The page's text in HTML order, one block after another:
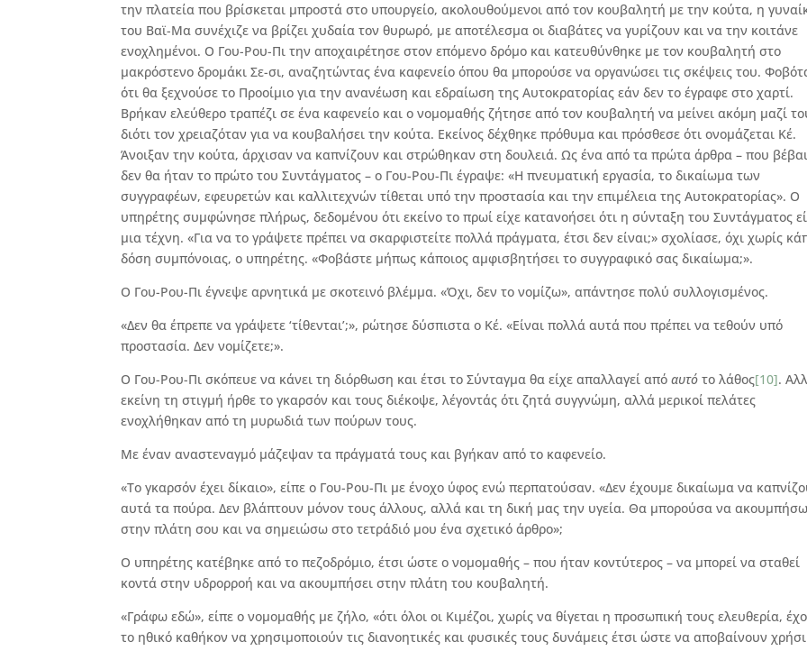
την πλατεία που βρίσκεται μπροστά στο υπουργείο, ακολουθούμενοι από τον κουβαλητή με την κούτα, η
του Βαϊ-Μα συνέχιζε να βρίζει χυδαία τον θυρωρό, με αποτέλεσμα οι διαβάτες να γυρίζουν και να την κοιτάνε
ενοχλημένοι. Ο Γου-Ρου-Πι την αποχαιρέτησε στον επόμενο δρόμο και κατευθύνθηκε με τον κουβαλητή στο
μακρόστενο δρομάκι Σε-σι, αναζητώντας ένα καφενείο όπου θα μπορούσε να οργανώσει τις σκέψεις του.
ότι θα ξεχνούσε το Προοίμιο για την ανανέωση και εδραίωση της Αυτοκρατορίας εάν δεν το έγραφε στο χαρτί.
Βρήκαν ελεύθερο τραπέζι σε ένα καφενείο και ο νομομαθής ζήτησε από τον κουβαλητή να μείνει ακόμη μαζί
διότι τον χρειαζόταν για να κουβαλήσει την κούτα. Εκείνος δέχθηκε πρόθυμα και πρόσθεσε ότι ονομάζεται Κέ.
Άνοιξαν την κούτα, άρχισαν να καπνίζουν και στρώθηκαν στη δουλειά. Ως ένα από τα πρώτα άρθρα – που
δεν θα ήταν το πρώτο του Συντάγματος – ο Γου-Ρου-Πι έγραψε: «Η πνευματική εργασία, το δικαίωμα των
συγγραφέων, εφευρετών και καλλιτεχνών τίθεται υπό την προστασία και την επιμέλεια της Αυτοκρατορίας». Ο
υπηρέτης συμφώνησε πλήρως, δεδομένου ότι εκείνο το πρωί είχε κατανοήσει ότι η σύνταξη του Συντάγματος
μια τέχνη. «Για να το γράψετε πρέπει να σκαρφιστείτε πολλά πράγματα, έτσι δεν είναι;» σχολίασε, όχι χωρίς
δόση συμπόνοιας, ο υπηρέτης. «Φοβάστε μήπως κάποιος αμφισβητήσει το συγγραφικό σας δικαίωμα;».
Ο Γου-Ρου-Πι έγνεψε αρνητικά με σκοτεινό βλέμμα. «Όχι, δεν το νομίζω», απάντησε πολύ συλλογισμένος.
«Δεν θα έπρεπε να γράψετε ‘τίθενται’;», ρώτησε δύσπιστα ο Κέ. «Είναι πολλά αυτά που πρέπει να τεθούν υπό
προστασία. Δεν νομίζετε;».
Ο Γου-Ρου-Πι σκόπευε να κάνει τη διόρθωση και έτσι το Σύνταγμα θα είχε απαλλαγεί απόαυτό το λάθος[10].
εκείνη τη στιγμή ήρθε το γκαρσόν και τους διέκοψε, λέγοντάς ότι ζητά συγγνώμη, αλλά μερικοί πελάτες
ενοχλήθηκαν από τη μυρωδιά των πούρων τους.
Με έναν αναστεναγμό μάζεψαν τα πράγματά τους και βγήκαν από το καφενείο.
«Το γκαρσόν έχει δίκαιο», είπε ο Γου-Ρου-Πι με ένοχο ύφος ενώ περπατούσαν. «Δεν έχουμε δικαίωμα να
αυτά τα πούρα. Δεν βλάπτουν μόνον τους άλλους, αλλά και τη δική μας την υγεία. Θα μπορούσα να ακουμπήσω
στην πλάτη σου και να σημειώσω στο τετράδιό μου ένα σχετικό άρθρο»;
Ο υπηρέτης κατέβηκε από το πεζοδρόμιο, έτσι ώστε ο νομομαθής – που ήταν κοντύτερος – να μπορεί να σταθεί
κοντά στην υδρορροή και να ακουμπήσει στην πλάτη του κουβαλητή.
«Γράφω εδώ», είπε ο νομομαθής με ζήλο, «ότι όλοι οι Κιμέζοι, χωρίς να θίγεται η προσωπική τους ελευθερία,
το ηθικό καθήκον να χρησιμοποιούν τις διανοητικές και φυσικές τους δυνάμεις έτσι ώστε να αποβαίνουν